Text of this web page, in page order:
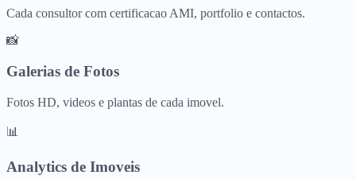
Cada consultor com certificacao AMI, portfolio e contactos.
📸
Galerias de Fotos
Fotos HD, videos e plantas de cada imovel.
📊
Analytics de Imoveis